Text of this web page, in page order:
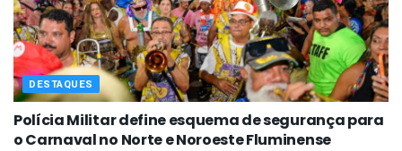
DESTAQUES
Polícia Militar define esquema de segurança para
o Carnaval no Norte e Noroeste Fluminense